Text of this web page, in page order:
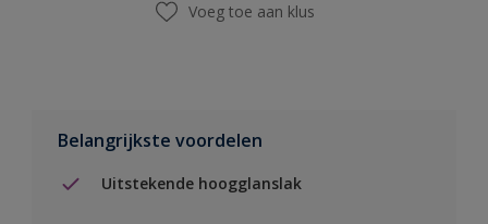
Voeg toe aan klus
Belangrijkste voordelen
Uitstekende hoogglanslak